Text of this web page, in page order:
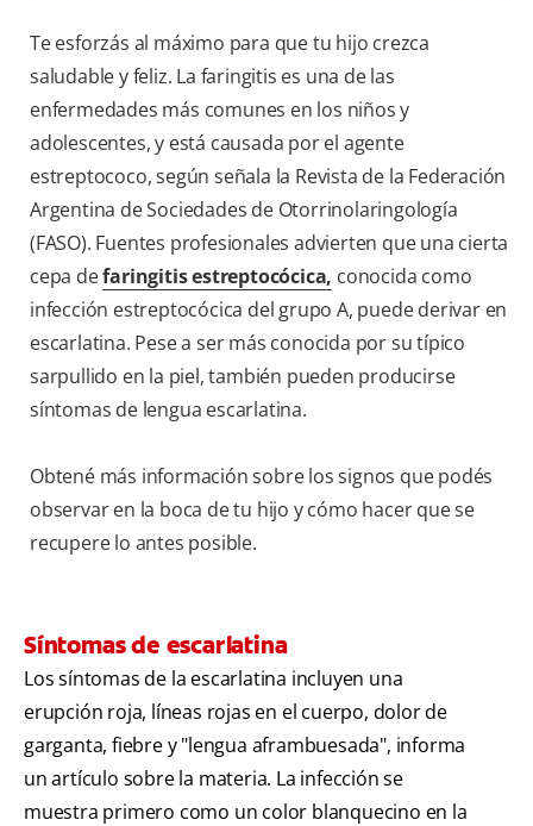
Te esforzás al máximo para que tu hijo crezca
saludable y feliz. La faringitis es una de las
enfermedades más comunes en los niños y
adolescentes, y está causada por el agente
estreptococo, según señala la Revista de la Federación
Argentina de Sociedades de Otorrinolaringología
(FASO). Fuentes profesionales advierten que una cierta
cepa defaringitis estreptocócica, conocida como
infección estreptocócica del grupo A, puede derivar en
escarlatina. Pese a ser más conocida por su típico
sarpullido en la piel, también pueden producirse
síntomas de lengua escarlatina.
Obtené más información sobre los signos que podés
observar en la boca de tu hijo y cómo hacer que se
recupere lo antes posible.
Síntomas de escarlatina
Los síntomas de la escarlatina incluyen una
erupción roja, líneas rojas en el cuerpo, dolor de
garganta, fiebre y "lengua aframbuesada", informa
un artículo sobre la materia. La infección se
muestra primero como un color blanquecino en la